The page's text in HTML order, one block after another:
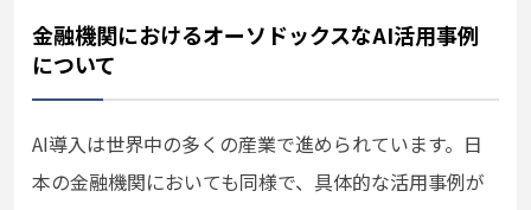
金融機関におけるオーソドックスなAI活用事例
について
AI導入は世界中の多くの産業で進められています。日
本の金融機関においても同様で、具体的な活用事例が